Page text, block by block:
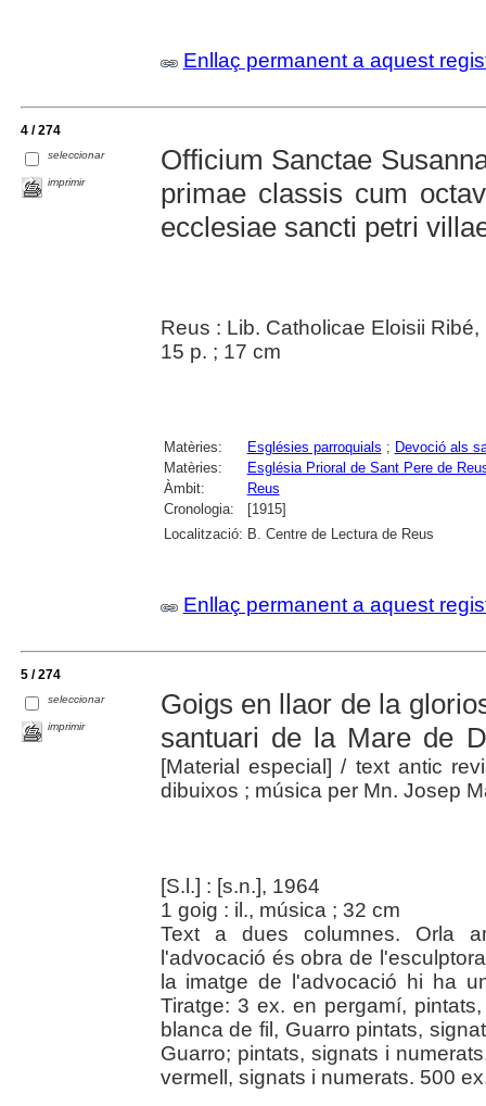
Enllaç permanent a aquest
4 / 274
seleccionar
imprimir
Officium Sanctae
primae classis cum
ecclesiae sancti petri
Reus : Lib. Catholicae Eloisii Ribé,
15 p. ; 17 cm
Matèries: Esglésies parroquials ; Devoció als
Matèries:
Església Prioral de Sant Pere de
Àmbit:
Reus
Cronologia:
[1915]
Localització: B. Centre de Lectura de Reus
Enllaç permanent a aquest
5 / 274
seleccionar
imprimir
Goigs en llaor de la
santuari de la Mare de
[Material especial]/ text antic
dibuixos ; música per Mn. Josep
[S.l.] : [s.n.], 1964
1 goig : il., música ; 32 cm
Text a dues columnes. Orla
l'advocació és obra de
la imatge de l'advocació hi ha
Tiratge: 3 ex. en pergamí,
blanca de fil, Guarro pintats,
Guarro; pintats, signats i
vermell, signats i numerats. 500